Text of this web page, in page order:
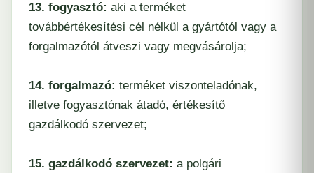
13. fogyasztó: aki a terméket
továbbértékesítési cél nélkül a gyártótól vagy a
forgalmazótól átveszi vagy megvásárolja;
14. forgalmazó: terméket viszonteladónak,
illetve fogyasztónak átadó, értékesítő
gazdálkodó szervezet;
15. gazdálkodó szervezet: a polgári